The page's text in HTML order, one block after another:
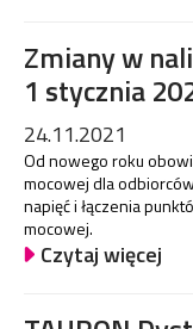
Zmiany w
1 stycznia
24.11.2021
Od nowego roku
mocowej dla
napięć i łączenia
mocowej.
Czytaj więcej